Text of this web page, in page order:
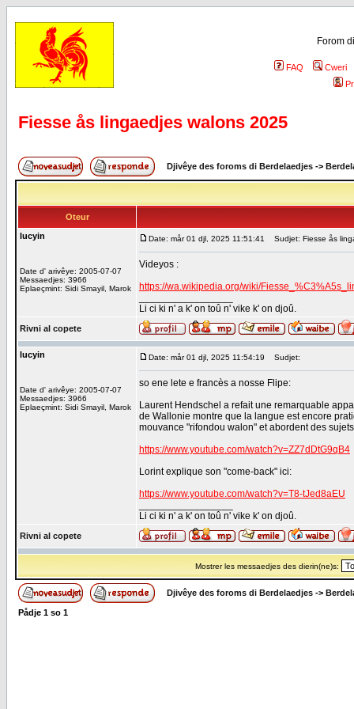
Forom
FAQ
Cweri
Fiesse ås lingaedjes walons 2025
Djivêye des foroms di Berdelaedjes ->
Oteur
lucyin
Date d' arivêye: 2005-07-07
Messaedjes: 3966
Eplaeçmint: Sidi Smayil, Marok
Date: mår 01 djl, 2025 11:51:41 Sudjet: Fiesse ås
Videyos :
https://wa.wikipedia.org/wiki/
Li ci ki n' a k' on toû n' vike k' on djoû.
Rivni al copete
lucyin
Date d' arivêye: 2005-07-07
Messaedjes: 3966
Eplaeçmint: Sidi Smayil, Marok
Date: mår 01 djl, 2025 11:54:19 Sudjet:
so ene lete e francès a nosse Flipe:
Laurent Hendschel a refait une remarquable
de Wallonie montre que la langue est encore
mouvance "rifondou walon" et abordent des
https://www.youtube.com/watch?v=ZZ7dDtG9qB4
Lorint explique son "come-back" ici:
https://www.youtube.com/watch?v=T8-tJed8aEU
Li ci ki n' a k' on toû n' vike k' on djoû.
Rivni al copete
Mostrer les messaedjes des dierin(ne)s:
Djivêye des foroms di Berdelaedjes ->
Pådje 1 so 1